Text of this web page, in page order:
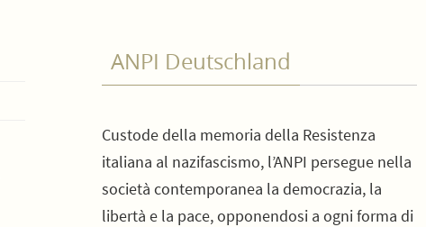
ANPI Deutschland
Custode della memoria della Resistenza
italiana al nazifascismo, l’ANPI persegue nella
società contemporanea la democrazia, la
libertà e la pace, opponendosi a ogni forma di